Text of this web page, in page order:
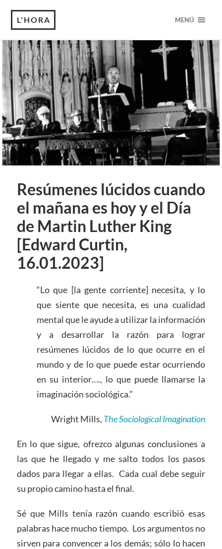
L'HORA MENÚ
Resúmenes lúcidos cuando
el mañana es hoy y el Día
de Martin Luther King
[Edward Curtin,
16.01.2023]
“Lo que [la gente corriente] necesita, y lo
que siente que necesita, es una cualidad
mental que le ayude a utilizar la información
y a desarrollar la razón para lograr
resúmenes lúcidos de lo que ocurre en el
mundo y de lo que puede estar ocurriendo
en su interior…., lo que puede llamarse la
imaginación sociológica.”
Wright Mills, The Sociological Imagination
En lo que sigue, ofrezco algunas conclusiones a
las que he llegado y me salto todos los pasos
dados para llegar a ellas. Cada cual debe seguir
su propio camino hasta el final.
Sé que Mills tenía razón cuando escribió esas
palabras hace mucho tiempo. Los argumentos no
sirven para convencer a los demás; sólo lo hacen